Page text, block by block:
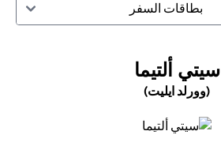
بطاقات السفر
سيتي ألتيما
(وورلد ايليت)